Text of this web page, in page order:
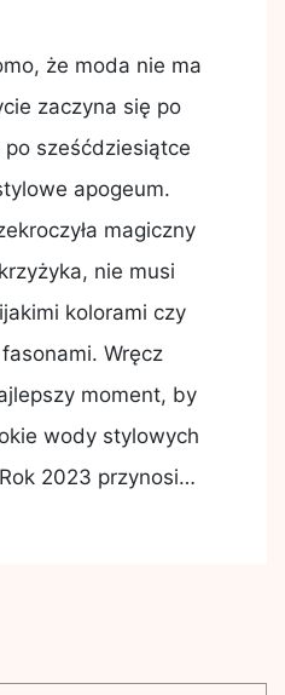
że moda nie ma
zaczyna się po
sześćdziesiątce
apogeum.
magiczny
nie musi
kolorami czy
Wręcz
moment, by
wody stylowych
2023 przynosi…